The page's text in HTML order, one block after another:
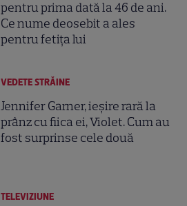
pentru prima dată la 46 de ani.
Ce nume deosebit a ales
pentru fetița lui
VEDETE STRĂINE
Jennifer Garner, ieșire rară la
prânz cu fiica ei, Violet. Cum au
fost surprinse cele două
TELEVIZIUNE